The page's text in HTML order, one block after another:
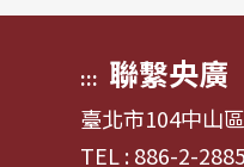
::: 聯繫央廣
臺北市104中山
TEL : 886-2-